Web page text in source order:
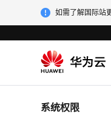
如需了解国际站
系统权限